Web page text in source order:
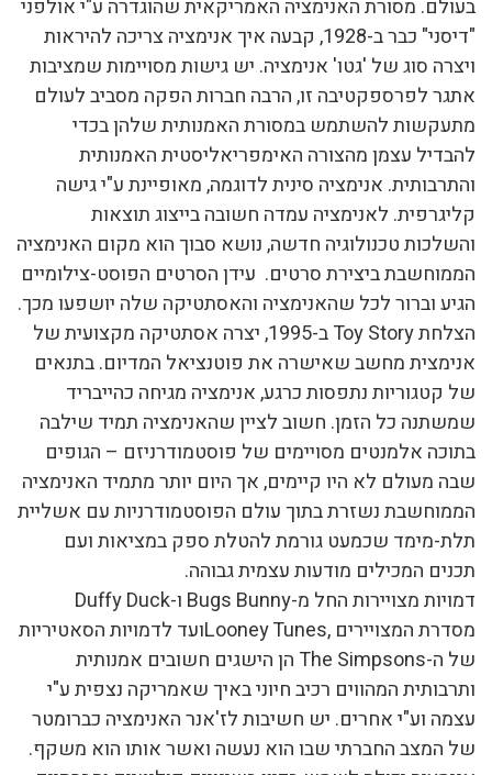
בעולם. מסורת האנימציה האמריקאית שהוגדרה ע"י אולפני
"דיסני" כבר ב-1928, קבעה איך אנימציה צריכה להיראות
ויצרה סוג של 'גטו' אנימציה. יש גישות מסויימות שמציבות
אתגר לפרספקטיבה זו, הרבה חברות הפקה מסביב לעולם
מתעקשות להשתמש במסורת האמנותית שלהן בכדי
להבדיל עצמן מהצורה האימפריאליסטית האמנותית
והתרבותית. אנימציה סינית לדוגמה, מאופיינת ע"י גישה
קליגרפית. לאנימציה עמדה חשובה בייצוג תוצאות
והשלכות טכנולוגיה חדשה, נושא סבוך הוא מקום האנימציה
הממוחשבת ביצירת סרטים. עידן הסרטים הפוסט-צילומיים
הגיע וברור לכל שהאנימציה והאסתטיקה שלה יושפעו מכך.
הצלחת Toy Story ב-1995, יצרה אסתטיקה מקצועית של
אנימצית מחשב שאישרה את פוטנציאל המדיום. בתנאים
של קטגוריות נתפסות כרגע, אנימציה מגיחה כהייבריד
שמשתנה כל הזמן. חשוב לציין שהאנימציה תמיד שילבה
בתוכה אלמנטים מסויימים של פוסטמודרניזם – הגופים
שבה מעולם לא היו קיימים, אך היום יותר מתמיד האנימציה
הממוחשבת נשזרת בתוך עולם הפוסטמודרניות עם אשליית
תלת-מימד שכמעט גורמת להטלת ספק במציאות ועם
תכנים המכילים מודעות עצמית גבוהה.
דמויות מצויירות החל מ-Bugs Bunny ו-Duffy Duck
מסדרת המצויירים ,Looney Tunesועד לדמויות הסאטיריות
של ה-The Simpsons הן הישגים חשובים אמנותית
ותרבותית המהווים רכיב חיוני באיך שאמריקה נצפית ע"י
עצמה וע"י אחרים. יש חשיבות לז'אנר האנימציה כברומטר
של המצב החברתי שבו הוא נעשה ואשר אותו הוא משקף.